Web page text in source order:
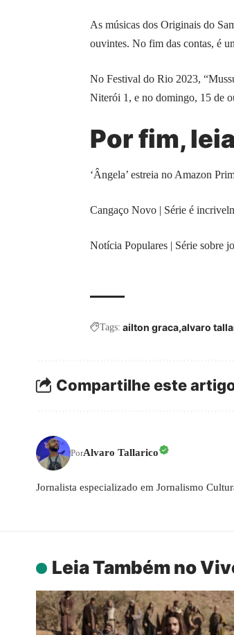
As músicas dos Originais do
ouvintes. No fim das contas, é
No Festival do Rio 2023,
Niterói 1, e no domingo, 15 de
Por fim,
‘Ângela’ estreia no Amazon
Cangaço Novo | Série é
Notícia Populares | Série sobre
Tags: ailton graca alvaro
Compartilhe este
PorAlvaro Tallarico
Jornalista especializado em Jornalismo
Leia Também no